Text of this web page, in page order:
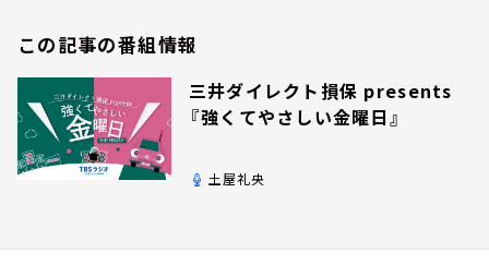
この記事の番組情報
三井ダイレクト損保 presents
『強くてやさしい金曜日』
土屋礼央